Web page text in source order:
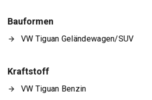
Bauformen
VW Tiguan Geländewagen/SUV
Kraftstoff
VW Tiguan Benzin